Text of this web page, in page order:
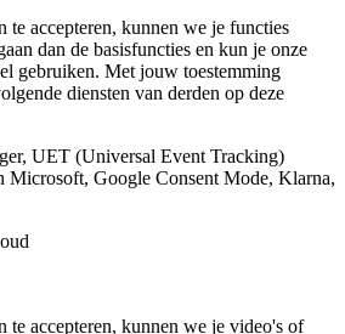
te accepteren, kunnen we je functies
dan de basisfuncties en kun je onze
gebruiken. Met jouw toestemming
diensten van derden op deze
UET (Universal Event Tracking)
Microsoft, Google Consent Mode, Klarna,
te accepteren, kunnen we je video's of